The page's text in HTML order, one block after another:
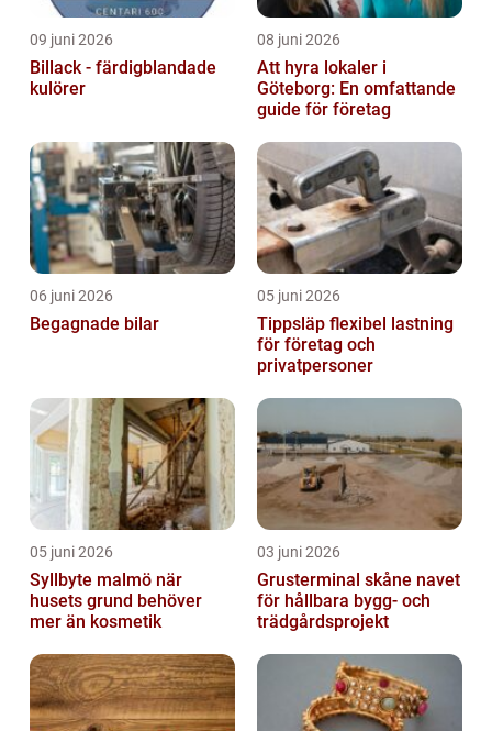
09 juni 2026
Billack - färdigblandade
kulörer
08 juni 2026
Att hyra lokaler i
Göteborg: En omfattande
guide för företag
06 juni 2026
Begagnade bilar
05 juni 2026
Tippsläp flexibel lastning
för företag och
privatpersoner
05 juni 2026
Syllbyte malmö när
husets grund behöver
mer än kosmetik
03 juni 2026
Grusterminal skåne navet
för hållbara bygg- och
trädgårdsprojekt